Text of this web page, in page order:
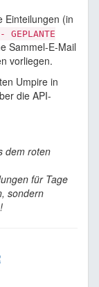
Einteilungen (in
GEPLANTE
Sammel-E-Mail
vorliegen.
Umpire in
die API-
dem roten
für Tage
sondern